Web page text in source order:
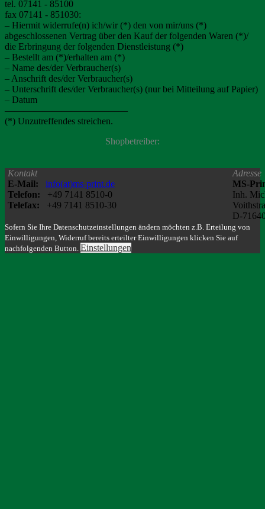
tel. 07141 - 85100
fax 07141 - 851030:
– Hiermit widerrufe(n) ich/wir (*) den von mir/uns (*)
abgeschlossenen Vertrag über den Kauf der folgenden Waren (*)/
die Erbringung der folgenden Dienstleistung (*)
– Bestellt am (*)/erhalten am (*)
– Name des/der Verbraucher(s)
– Anschrift des/der Verbraucher(s)
– Unterschrift des/der Verbraucher(s) (nur bei Mitteilung auf Papier)
– Datum
—————————————
(*) Unzutreffendes streichen.
Shopbetreiber:
Kontakt
E-Mail:
info(at)ms-print.de
Telefon: +49 7141 8510-0
Telefax: +49 7141 8510-30
Adresse
MS-
Inh.
D-
Sofern Sie Ihre Datenschutzeinstellungen ändern möchten z.B. Erteilung von
Einwilligungen, Widerruf bereits erteilter Einwilligungen klicken Sie auf
nachfolgenden Button. Einstellungen